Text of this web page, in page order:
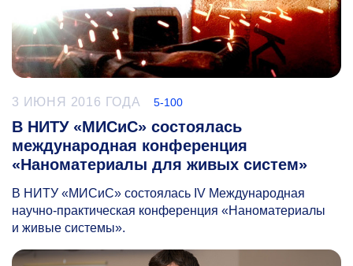
3 ИЮНЯ 2016 ГОДА 5-100
В НИТУ «МИСиС» состоялась
международная конференция
«Наноматериалы для живых систем»
В НИТУ «МИСиС» состоялась IV Международная
научно-практическая конференция «Наноматериалы
и живые системы».